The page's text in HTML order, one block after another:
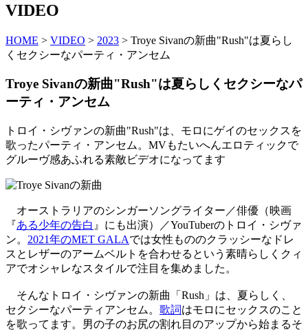
VIDEO
HOME > VIDEO > 2023 > Troye Sivanの新曲"Rush"は夏らし
くセクシーなパーティ・アンセム
Troye Sivanの新曲"Rush"は夏らしくセクシーなパ
ーティ・アンセム
トロイ・シヴァンの新曲"Rush"は、モロにゲイのセックスを
歌ったパーティ・アンセム。MVもたいへんエロティックで
グルーヴ感あふれる素敵ビデオになってます
オーストラリアのシンガーソングライター／俳優（映画
『ある少年の告白 』にも出演）／YouTuberのトロイ・シヴァ
ン。 2021年のMET GALAでは女性もののクラッシーなドレ
スとレザーのアームベルトを合わせるという素晴らしくクィ
アでオシャレなスタイルで注目を集めました。
そんなトロイ・シヴァンの新曲「Rush」は、夏らしく、
セクシーなパーティアンセム。 歌詞はモロにセックスのこと
を歌ってます。男の子のお尻の割れ目のアップから始まるそ